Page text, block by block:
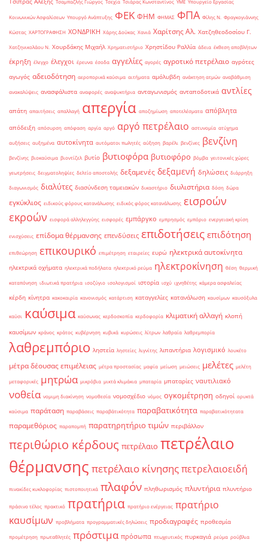
Τσαμπαζλής Γιώργος Τσεχία Τσιάρας Κωνσταντίνος ΥΜΕ Υπουργείο Εργασίας
Κοινωνικών Ασφαλίσεων Υπουργό Ανάπτυξης ΦΕΚ ΦΗΜ ΦΗΜΑΣ ΦΠΑ Φίλης Ν. Φραγκογιάννης
Κώστας ΧΑΡΤΟΓΡΑΦΗΣΗ ΧΟΝΔΡΙΚΗ Χάρης Δούκας Χανιά Χαρίτσης Αλ. Χατζηθεοδοσίου Γ.
Χατζηνικολάου Ν. Χουρδάκης Μιχαήλ Χρηματιστήριο Χρηστίδου Ραλλία άδεια έκθεση αποβλήτων
έκρηξη έλεγχο έλεγχοι έρευνα έσοδα αγγελίες αγορές αγροτικό πετρέλαιο αγρότες
αγωγός αδειοδότηση αεροπορικά καύσιμα αιτήματα αμόλυβδη ανάκτηση ατμών αναβάθμιση
ανακαλύψεις ανασφάλιστα αναφορές αναψυκτήρια ανταγωνισμός ανταποδοτικά αντλίες
απάτη απαιτήσεις απαλλαγή απεργία αποζημίωση αποτελέσματα απόβλητα
απόδειξη απόσυρση απόφαση αργία αργό αργό πετρέλαιο αστυνομία ατύχημα
αυξήσεις αυξημένα αυτοκίνητα αυτόματοι πωλητές αύξηση βαρέλι βενζίνες βενζίνη
βενζίνης βιοκαύσιμα βιοντίζελ βυτίο βυτιοφόρα βυτιοφόρο βόμβα γειτονικές χώρες
γεωτρήσεις δειγματοληψίες δελτίο αποστολής δεξαμενές δεξαμενή δηλώσεις διάρρηξη
διαγωνισμός διαλύτες διασύνδεση ταμειακών δικαστήριο διυλιστήρια δόση δώρα
εγκύκλιος ειδικούς φόρους κατανάλωσης ειδικός φόρος κατανάλωσης εισροών
εκροών εισφορά αλληλεγγύης εισφορές εμπάργκο εμπρησμός εμπόριο ενεργειακή κρίση
ενισχύσεις επίδομα θέρμανσης επενδύσεις επιδοτήσεις επιδότηση
επιθεώρηση επικουρικό επιμέτρηση εταιρείες ευρώ ηλεκτρικά αυτοκίνητα
ηλεκτρικά οχήματα ηλεκτρικά ποδήλατα ηλεκτρικό ρεύμα ηλεκτροκίνηση θέση θερμική
καταπόνηση ιδιωτικά πρατήρια ισοζύγιο ισολογισμοί ιστορία ισχύ ιχνηθέτης κάμερα ασφαλείας
κέρδη κίνητρα κακοκαιρία κανονισμός κατάρτιση καταγγελίες κατανάλωση καυσίμων καυσόξυλα
καύσι καύσιμα καύσωνας κερδοσκοπία κερδοφορία κλιματική αλλαγή κλοπή
καυσίμων κράνος κράτος κυβέρνηση κυβικά κυρώσεις λίτρων λαθραία λαθρεμπορία
λαθρεμπόριο ληστεία ληστείες λιγνίτης λιπαντήρια λογισμικό λουκέτο
μέτρα δέουσας επιμέλειας μέτρα προστασίας μαφία μείωση μειώσεις μελέτες μελέτη
μεταφορικές μητρώα μικρόβια μικτά κλιμάκια μπαταρία μπαταρίες ναυτιλιακό
νοθεία νομιμη διακίνηση νομοθεσία νομοσχέδιο νόμος ογκομέτρηση οδηγοί ορυκτά
καύσιμα παράταση παραβάσεις παραβάτικότητα παραβατικότητα παραβατικότητατα
παραμεθόριος παραπομπή παρατηρητήριο τιμών περιβάλλον
περιθώριο κέρδους πετρέλαιο πετρέλαιο
θέρμανσης πετρέλαιο κίνησηςπετρελαιοειδή
πινακίδες κυκλοφορίας πιστοποιητικά πλαφόν πληθωρισμός πλυντήρια πλυντήριο
πράσινο τέλος πρακτικό πρατήρια πρατήριο ενέργειας πρατήριο
καυσίμων προβλήματα προγραμματικές δηλώσεις προδιαγραφές προθεσμία
προμέτρηση πρωταθλητές πρόστιμα πρόσωπα πτωχευτικός πυρκαγιά ρεύμα ρούβλια